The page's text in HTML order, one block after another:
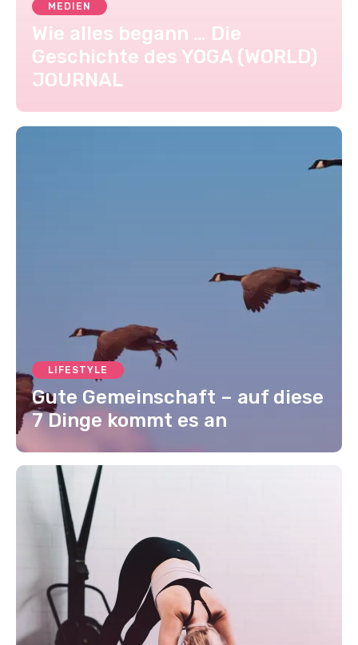
MEDIEN
Wie alles begann … Die
Geschichte des YOGA (WORLD)
JOURNAL
LIFESTYLE
Gute Gemeinschaft – auf diese
7 Dinge kommt es an